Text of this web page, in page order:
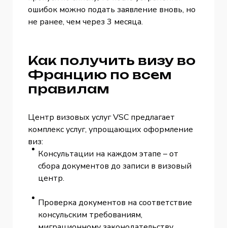
ошибок можно подать заявление вновь, но
не ранее, чем через 3 месяца.
Как получить визу во
Францию по всем
правилам
Центр визовых услуг VSC предлагает
комплекс услуг, упрощающих оформление
виз:
Консультации на каждом этапе – от
сбора документов до записи в визовый
центр.
Проверка документов на соответствие
консульским требованиям,